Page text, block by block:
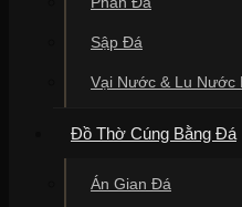
Sập Đá
Vại Nước & Lu Nước
Đồ Thờ Cúng Bằng Đá
Án Gian Đá